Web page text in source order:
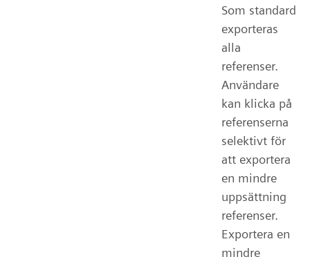
Som standard
exporteras
alla
referenser.
Användare
kan klicka på
referenserna
selektivt för
att exportera
en mindre
uppsättning
referenser.
Exportera en
mindre